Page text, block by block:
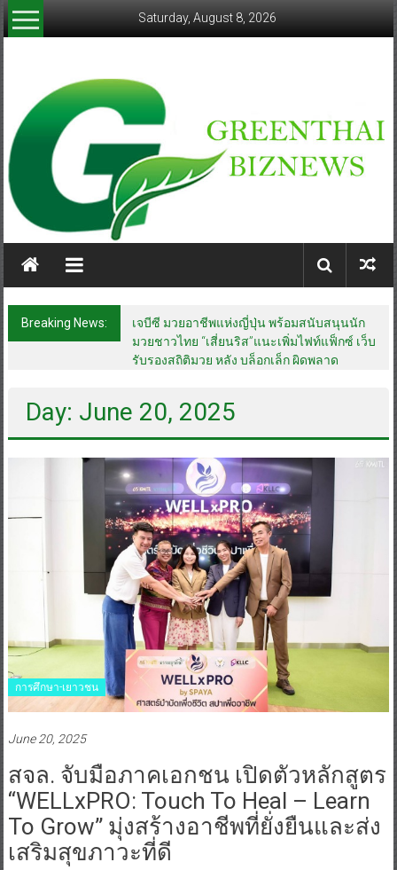
Skip
to
Saturday, August 8, 2026
greenthaibiznews.com
Breaking News:
เจบีซี มวยอาชีพแห่งญี่ปุ่น พร้อมสนับสนุนนัก
มวยชาวไทย “เสี่ยนริส”แนะเพิ่มไฟท์แฟ็กซ์ เว็บ
รับรองสถิติมวย หลัง บล็อกเล็ก ผิดพลาด
Day: June 20, 2025
การศึกษา-เยาวชน
June 20, 2025
สจล. จับมือภาคเอกชน เปิดตัวหลักสูตร
“WELLxPRO: Touch To Heal – Learn
To Grow” มุ่งสร้างอาชีพที่ยั่งยืนและส่ง
เสริมสุขภาวะที่ดี